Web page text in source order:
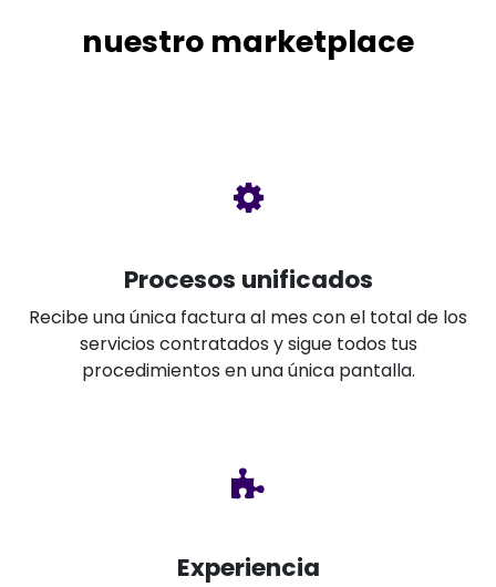
nuestro marketplace
Procesos unificados
Recibe una única factura al mes con el total de los
servicios contratados y sigue todos tus
procedimientos en una única pantalla.
Experiencia